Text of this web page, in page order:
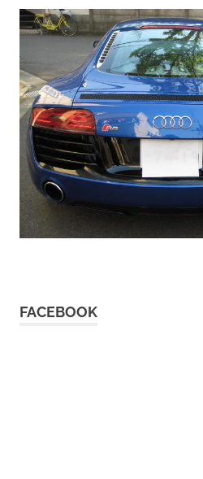
FACEBOOK